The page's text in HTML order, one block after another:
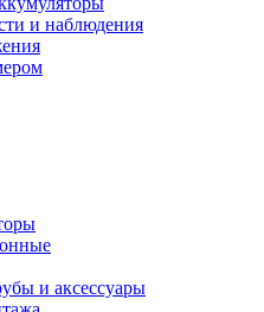
и наблюдения
и аксессуары